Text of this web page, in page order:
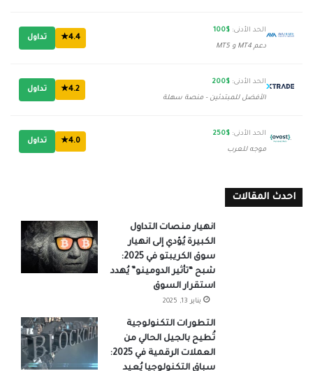
الحد الأدنى: $100
دعم MT4 و MT5
4.4★ تداول
الحد الأدنى: $200
الأفضل للمبتدئين - منصة سهلة
4.2★ تداول
الحد الأدنى: $250
موجه للعرب
4.0★ تداول
احدث المقالات
انهيار منصات التداول
الكبيرة يُؤدي إلى انهيار
سوق الكريبتو في 2025:
شبح “تأثير الدومينو” يُهدد
استقرار السوق
يناير 13, 2025
التطورات التكنولوجية
تُطيح بالجيل الحالي من
العملات الرقمية في 2025:
سباق التكنولوجيا يُعيد